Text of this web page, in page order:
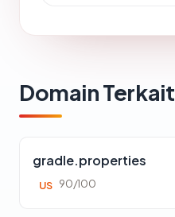
Domain Terkait
gradle.properties
US 90/100